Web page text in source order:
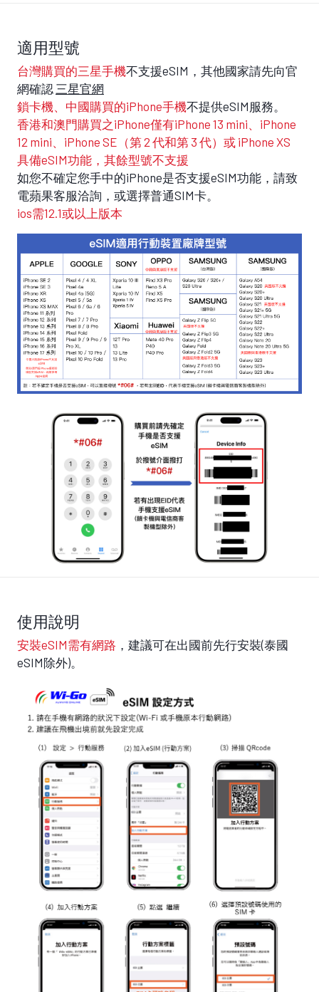
適用型號
台灣購買的三星手機不支援eSIM，其他國家請先向官
網確認 三星官網
鎖卡機、中國購買的iPhone手機不提供eSIM服務。
香港和澳門購買之iPhone僅有iPhone 13 mini、iPhone
12 mini、iPhone SE（第 2 代和第 3 代）或 iPhone XS
具備eSIM功能，其餘型號不支援
如您不確定您手中的iPhone是否支援eSIM功能，請致
電蘋果客服洽詢，或選擇普通SIM卡。
ios需12.1或以上版本
使用說明
安裝eSIM需有網路 ，建議可在出國前先行安裝(泰國
eSIM除外)。